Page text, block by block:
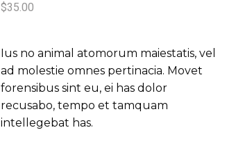
$35.00
Ius no animal atomorum maiestatis, vel
ad molestie omnes pertinacia. Movet
forensibus sint eu, ei has dolor
recusabo, tempo et tamquam
intellegebat has.